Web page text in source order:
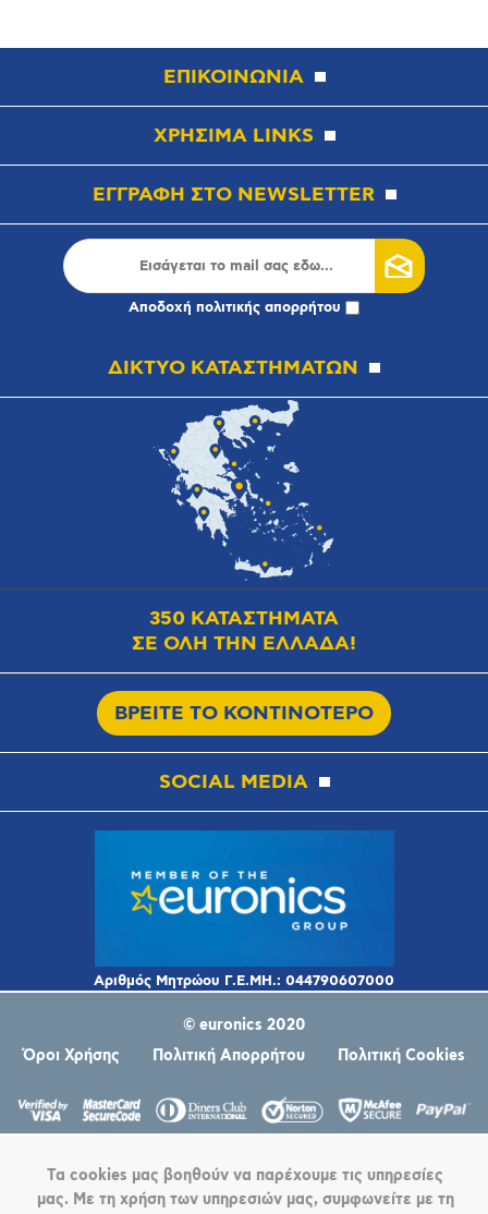
ΕΠΙΚΟΙΝΩΝΙΑ
ΧΡΗΣΙΜΑ LINKS
ΕΓΓΡΑΦΗ ΣΤΟ NEWSLETTER
Αποδοχή πολιτικής απορρήτου
ΔΙΚΤΥΟ ΚΑΤΑΣΤΗΜΑΤΩΝ
350 ΚΑΤΑΣΤΗΜΑΤΑ
ΣΕ ΟΛΗ ΤΗΝ ΕΛΛΑΔΑ!
ΒΡΕΙΤΕ ΤΟ ΚΟΝΤΙΝΟΤΕΡΟ
SOCIAL MEDIA
© euronics 2020
Όροι Χρήσης
Πολιτική Απορρήτου Πολιτική Cookies
Τα cookies μας βοηθούν να παρέχουμε τις υπηρεσίες
μας. Με τη χρήση των υπηρεσιών μας, συμφωνείτε με τη